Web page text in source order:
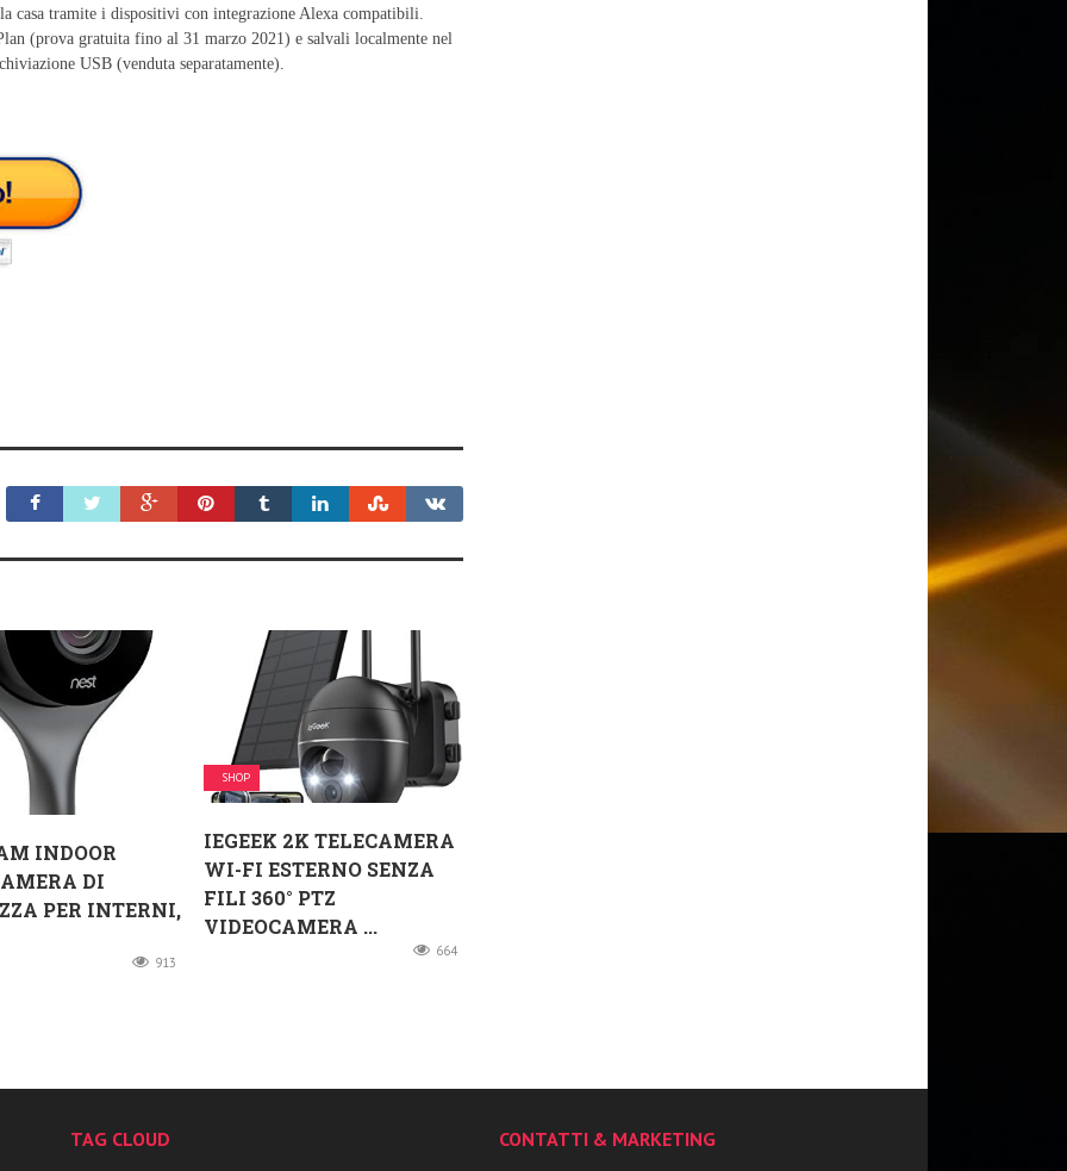
casa tramite i dispositivi con integrazione Alexa compatibili.
(prova gratuita fino al 31 marzo 2021) e salvali localmente nel
USB (venduta separatamente).
INDOOR
DI
PER INTERNI,
913
SHOP
IEGEEK 2K TELECAMERA
WI-FI ESTERNO SENZA
FILI 360° PTZ
VIDEOCAMERA ...
664
TAG CLOUD CONTATTI & MARKETING